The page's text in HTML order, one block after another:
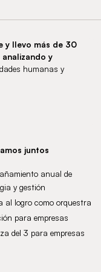
y llevo más de 30
y
humanas y
juntos
anual de
y gestión
al logro como orquestra
para empresas
del 3 para empresas